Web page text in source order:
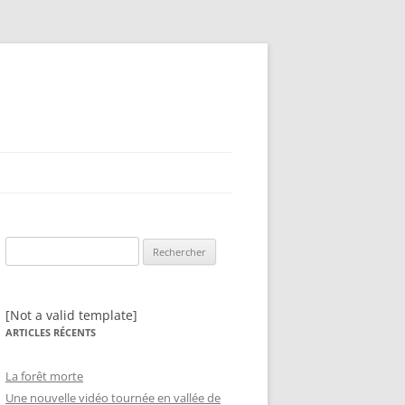
[Not a valid template]
ARTICLES RÉCENTS
La forêt morte
Une nouvelle vidéo tournée en vallée de